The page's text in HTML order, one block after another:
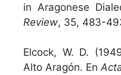
in Aragonese
Review, 35, 483-
Elcock, W. D.
Alto Aragón. En